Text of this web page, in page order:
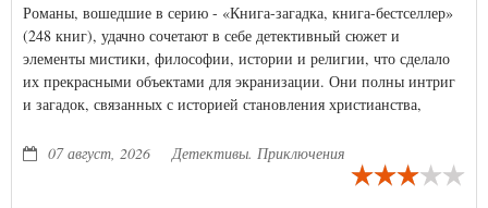
Романы, вошедшие в серию - «Книга-загадка, книга-бестселлер»
(248 книг), удачно сочетают в себе детективный сюжет и
элементы мистики, философии, истории и религии, что сделало
их прекрасными объектами для экранизации. Они полны интриг
и загадок, связанных с историей становления христианства,
средневековой жизнью Европы.
07 август, 2026 Детективы. Приключения